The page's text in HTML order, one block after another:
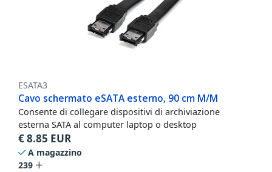
ESATA3
Cavo schermato eSATA esterno, 90 cm M/M
Consente di collegare dispositivi di archiviazione
esterna SATA al computer laptop o desktop
€8.85 EUR
A magazzino
239